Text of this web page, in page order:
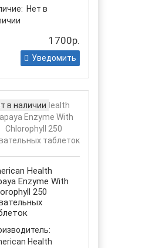
Нет в
1700р.
Уведомить
в наличии
Health
Enzyme With
250
Health